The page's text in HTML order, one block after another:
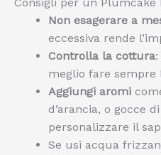
Non esagerare a
eccessiva rende
Controlla la cottura
meglio fare sempre
Aggiungi aromi
d’arancia, o gocce
personalizzare il
Se usi acqua